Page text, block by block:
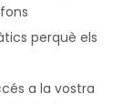
perquè els
a la vostra